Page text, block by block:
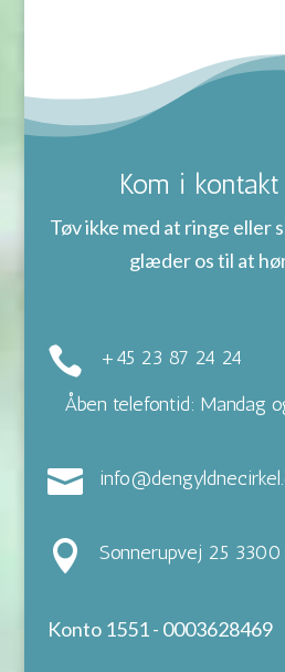
Kom i
Tøv ikke med at ringe eller
glæder os til at

+45 23 87 24 24
Åben telefontid: Mandag

 Sonnerupvej 25
Konto 1551 - 0003628469